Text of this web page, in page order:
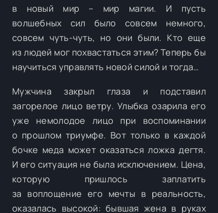
в новый мир – мир магии. И пусть
волшебных сил было совсем немного,
совсем чуть-чуть, но они были. Кто еще
из людей мог похвастаться этим? Теперь бы
научиться управлять новой силой и тогда…
Мужчина закрыл глаза и подставил
загорелое лицо ветру. Улыбка озарила его
уже немолодое лицо при воспоминании
о прошлом триумфе. Вот только в каждой
бочке меда может оказаться ложка дегтя.
И его ситуация не была исключением. Цена,
которую пришлось заплатить
за воплощение его мечты в реальность,
оказалась высокой: бывшая жена в руках